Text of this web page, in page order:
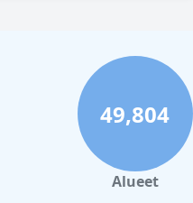
49,804
Alueet